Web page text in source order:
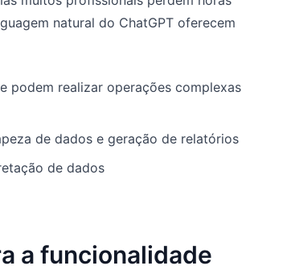
natural do ChatGPT oferecem
podem realizar operações complexas
de dados e geração de relatórios
de dados
a funcionalidade